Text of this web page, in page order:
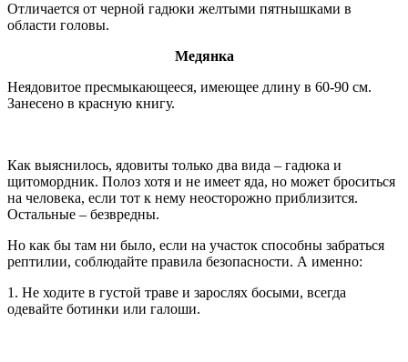
Отличается от черной гадюки желтыми пятнышками в
области головы.
Медянка
Неядовитое пресмыкающееся, имеющее длину в 60-90 см.
Занесено в красную книгу.
Как выяснилось, ядовиты только два вида – гадюка и
щитомордник. Полоз хотя и не имеет яда, но может броситься
на человека, если тот к нему неосторожно приблизится.
Остальные – безвредны.
Но как бы там ни было, если на участок способны забраться
рептилии, соблюдайте правила безопасности. А именно:
1. Не ходите в густой траве и зарослях босыми, всегда
одевайте ботинки или галоши.